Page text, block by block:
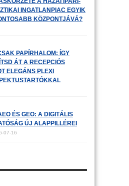
INGATLANPIAC EGYIK
KÖZPONTJÁVÁ?
PAPÍRHALOM: ÍGY
ÁT A RECEPCIÓS
ELEGÁNS PLEXI
ÉS GEO: A DIGITÁLIS
ÚJ ALAPPILLÉREI
07-16